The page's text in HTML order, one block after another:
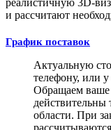
и рассчитают
График поставок
Актуальную
телефону, или
Обращаем
действительны
области. При